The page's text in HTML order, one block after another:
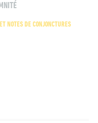
NOTES DE CONJONCTURES